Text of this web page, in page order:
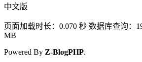
中文版
页面加载时长：0.070 秒 数据库查询：
MB
Powered By Z-BlogPHP.